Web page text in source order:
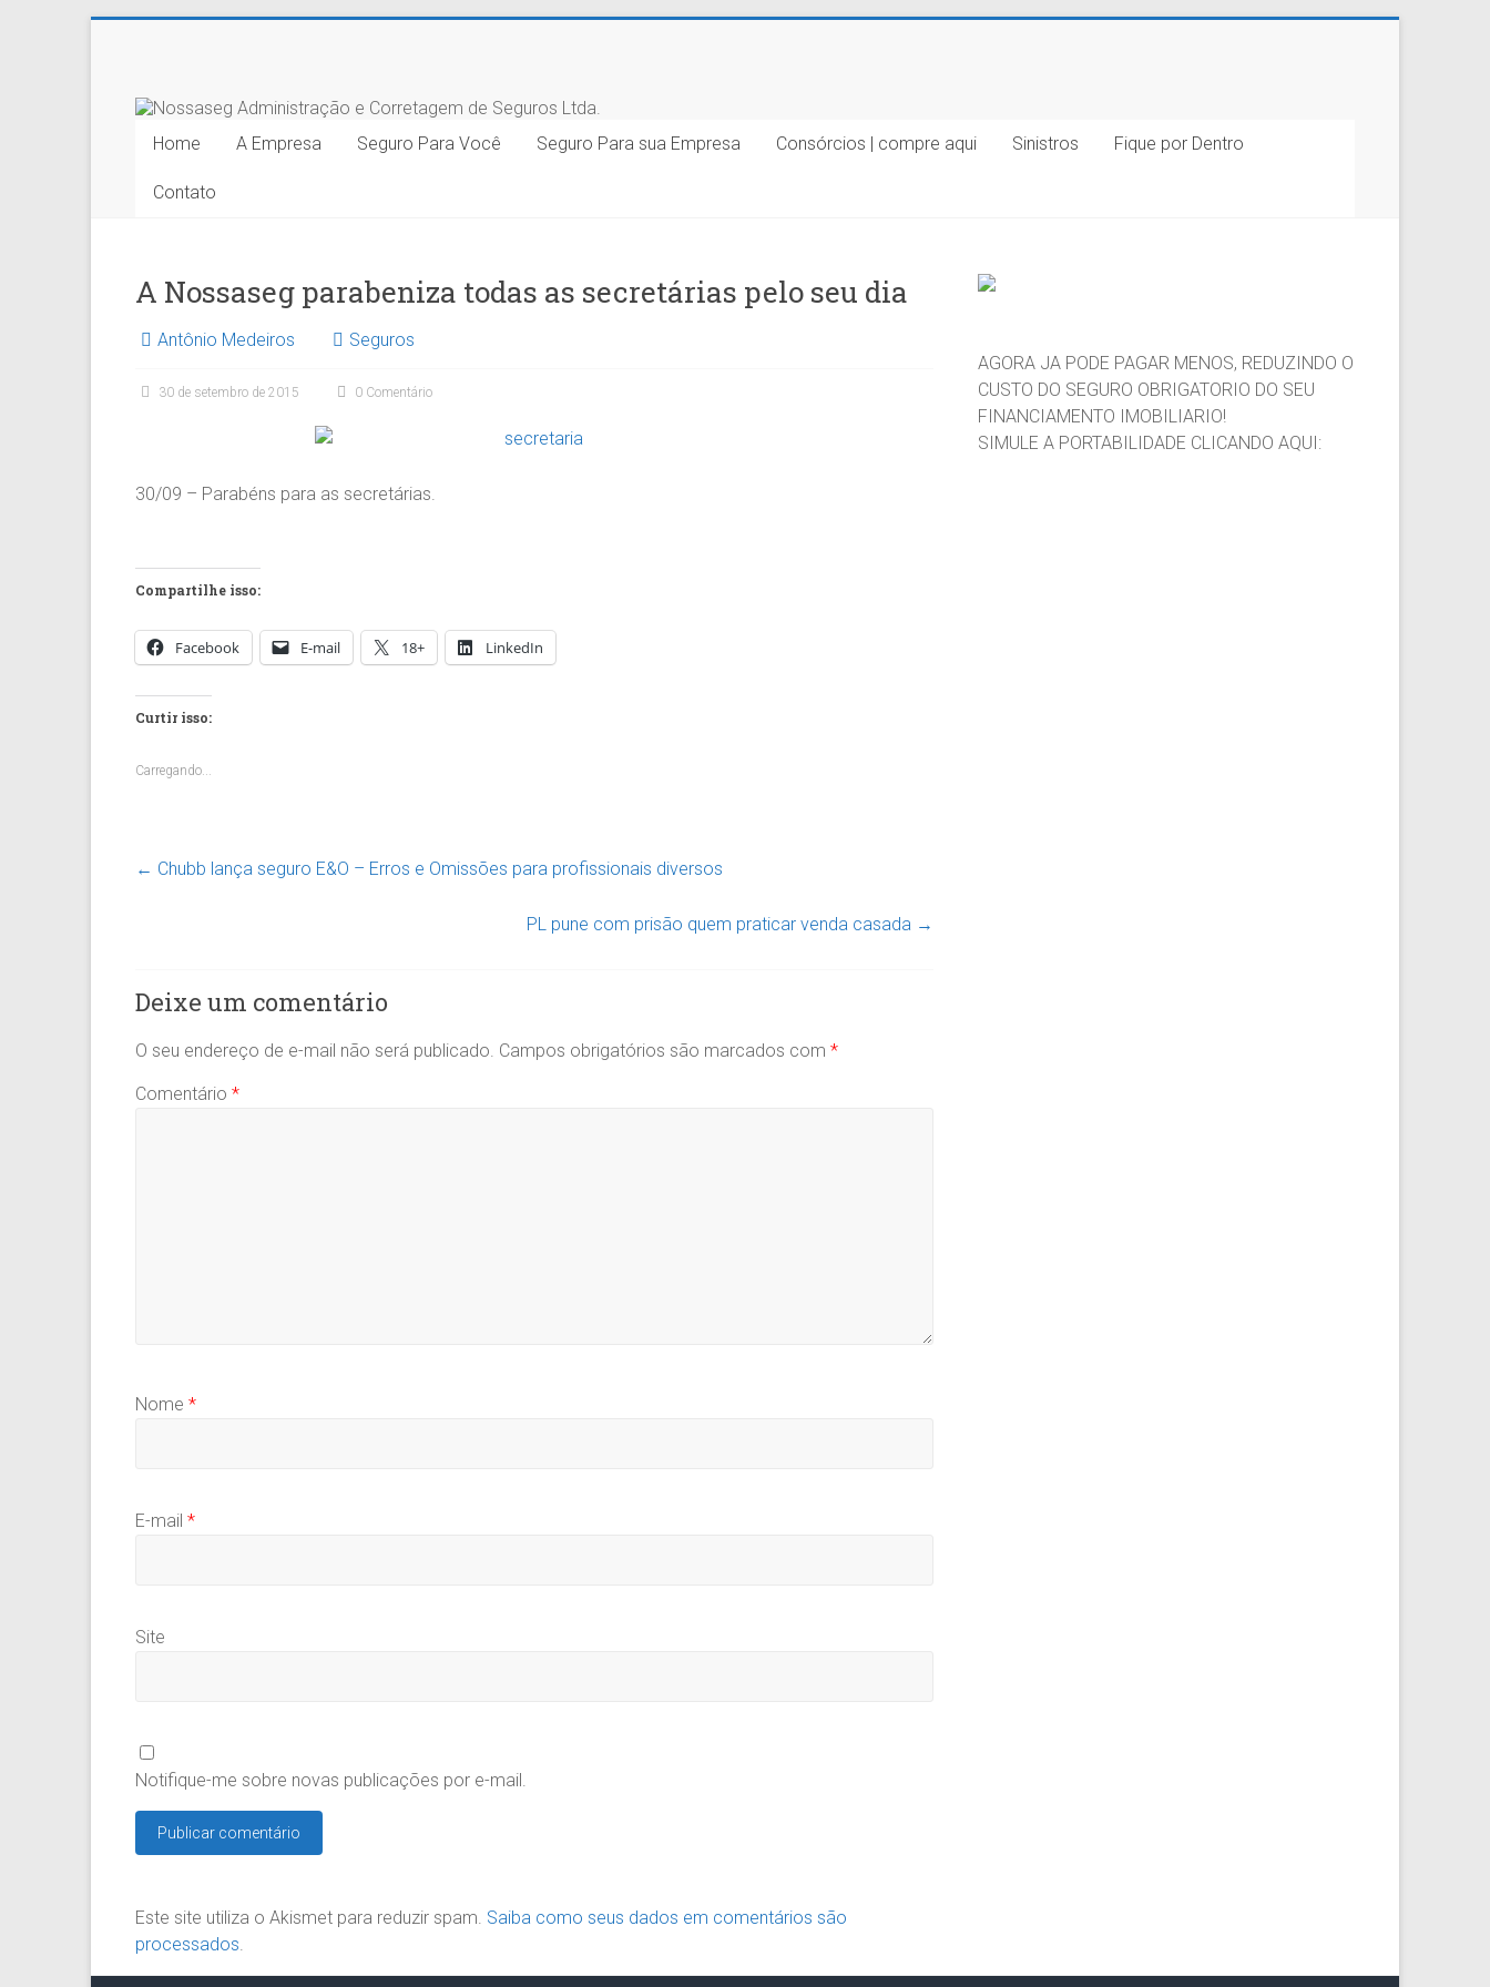
Nossaseg
Administração
Corretagem
Seguros
Ltda.
Home A Empresa Seguro Para Você Seguro Para sua Empresa Consórcios | compre aqui Sinistros Fique por Dentro
Contato
A Nossaseg parabeniza todas as secretárias pelo seu dia
Antônio Medeiros Seguros
30 de setembro de 2015 0 Comentário
30/09 – Parabéns para as secretárias.
Compartilhe isso:
Facebook E-mail 18+ LinkedIn
Curtir isso:
Carregando...
← Chubb lança seguro E&O – Erros e Omissões para profissionais diversos
PL pune com prisão quem praticar venda casada →
Deixe um comentário
O seu endereço de e-mail não será publicado. Campos obrigatórios são marcados com *
Comentário *
Nome *
E-mail *
Site
Notifique-me sobre novas publicações por e-mail.
Este site utiliza o Akismet para reduzir spam. Saiba como seus dados em comentários são
processados.
AGORA JA PODE PAGAR MENOS, REDUZINDO O
CUSTO DO SEGURO OBRIGATORIO DO SEU
FINANCIAMENTO IMOBILIARIO!
SIMULE A PORTABILIDADE CLICANDO AQUI: